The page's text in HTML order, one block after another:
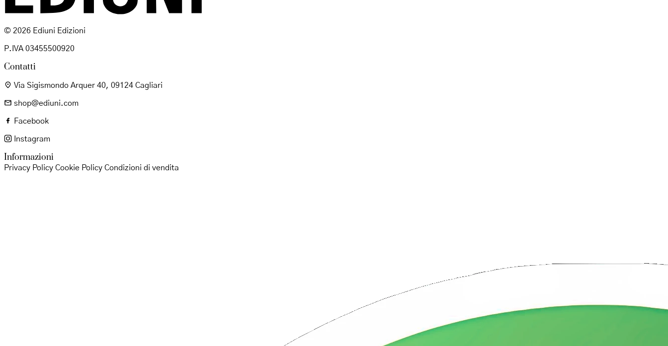
© 2026 Ediuni Edizioni
P.IVA 03455500920
Contatti
Via Sigismondo Arquer 40, 09124 Cagliari
shop@ediuni.com
Facebook
Instagram
Informazioni
Privacy Policy Cookie Policy Condizioni di vendita